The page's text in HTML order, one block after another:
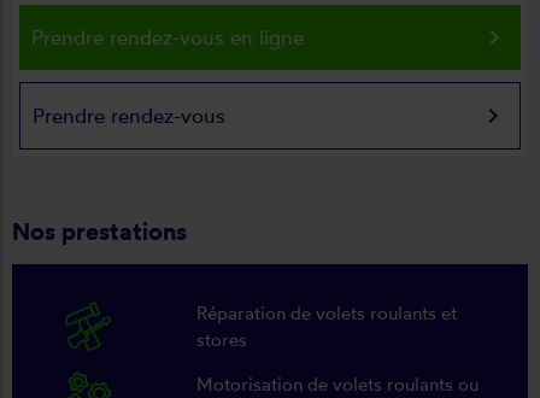
Prendre rendez-vous en ligne keyboard_arrow_right
Prendre rendez-vous keyboard_arrow_right
Nos prestations
Réparation de volets roulants et
stores
Motorisation de volets roulants ou